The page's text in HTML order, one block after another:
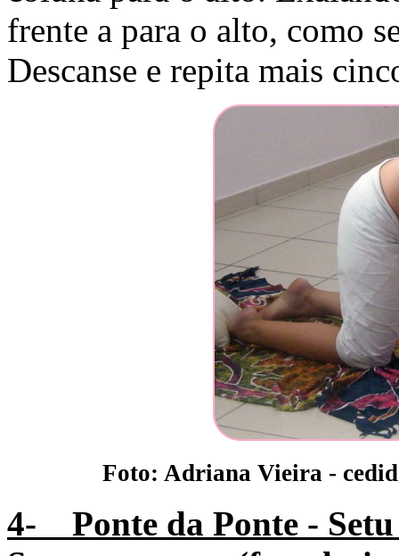
frente a para o alto, como
Descanse e repita mais
Foto: Adriana Vieira -
4- Ponte da Ponte -